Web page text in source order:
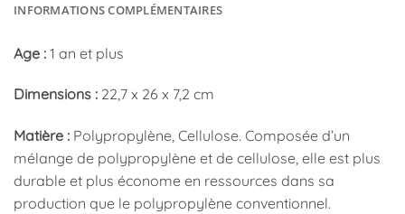
INFORMATIONS COMPLÉMENTAIRES
Age : 1 an et plus
Dimensions : 22,7 x 26 x 7,2 cm
Matière : Polypropylène, Cellulose. Composée d’un
mélange de polypropylène et de cellulose, elle est plus
durable et plus économe en ressources dans sa
production que le polypropylène conventionnel.